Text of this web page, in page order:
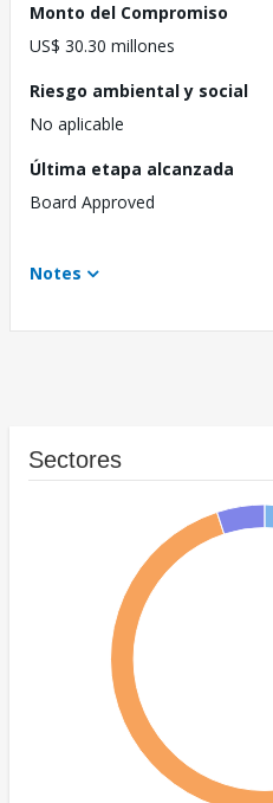
Monto del Compromiso
US$ 30.30 millones
Riesgo ambiental y social
No aplicable
Última etapa alcanzada
Board Approved
Notes
Sectores